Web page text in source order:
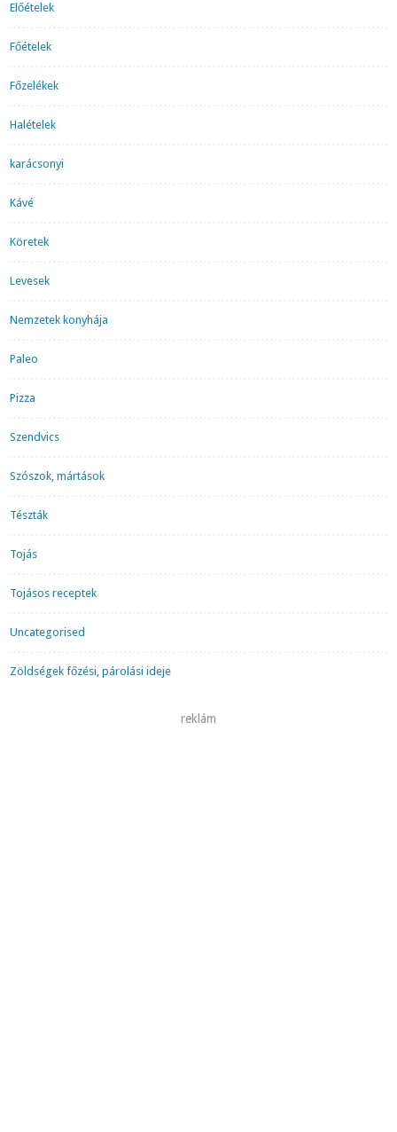
Előételek
Főételek
Főzelékek
Halételek
karácsonyi
Kávé
Köretek
Levesek
Nemzetek konyhája
Paleo
Pizza
Szendvics
Szószok, mártások
Tészták
Tojás
Tojásos receptek
Uncategorised
Zöldségek főzési, párolási ideje
reklám